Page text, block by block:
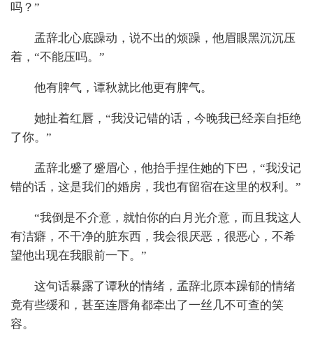
吗？”
孟辞北心底躁动，说不出的烦躁，他眉眼黑沉沉压
着，“不能压吗。”
他有脾气，谭秋就比他更有脾气。
她扯着红唇，“我没记错的话，今晚我已经亲自拒绝
了你。”
孟辞北蹙了蹙眉心，他抬手捏住她的下巴，“我没记
错的话，这是我们的婚房，我也有留宿在这里的权利。”
“我倒是不介意，就怕你的白月光介意，而且我这人
有洁癖，不干净的脏东西，我会很厌恶，很恶心，不希
望他出现在我眼前一下。”
这句话暴露了谭秋的情绪，孟辞北原本躁郁的情绪
竟有些缓和，甚至连唇角都牵出了一丝几不可查的笑
容。